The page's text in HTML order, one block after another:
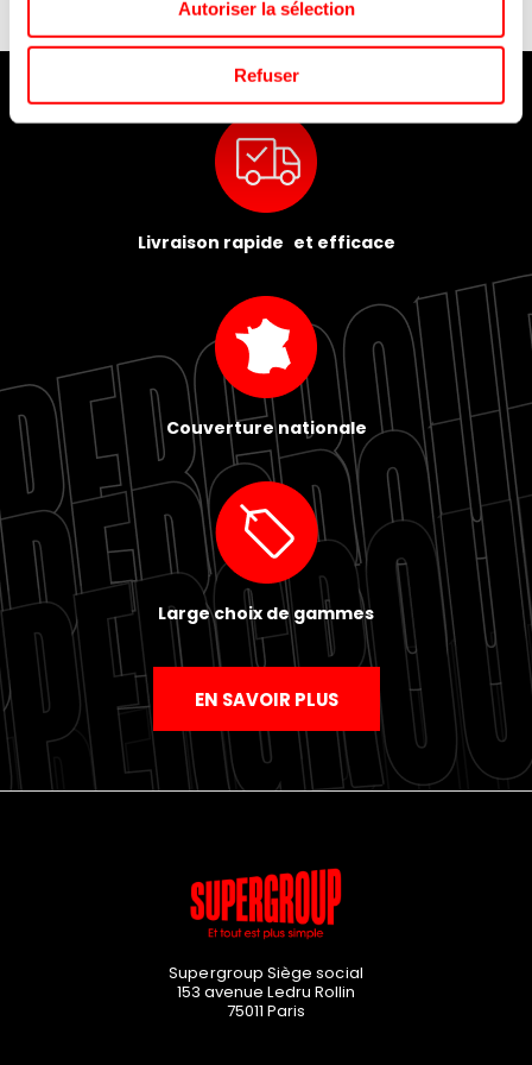
Autoriser la sélection
Refuser
Livraison rapide et efficace
Couverture nationale
Large choix de gammes
EN SAVOIR PLUS
Supergroup Siège social
153 avenue Ledru Rollin
75011 Paris